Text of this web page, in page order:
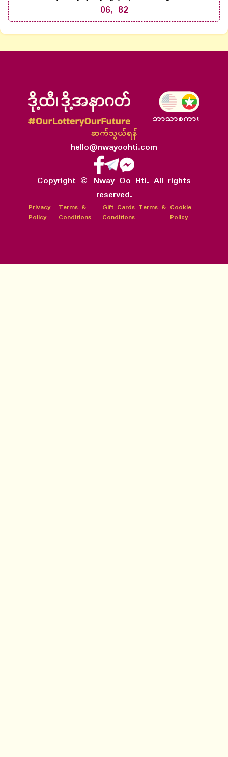
06, 82
ဘာသာစကား
ဆက်သွယ်ရန်
hello@nwayoohti.com
Copyright © Nway Oo Hti. All rights
reserved.
Privacy
Policy
Terms &
Conditions
Gift Cards Terms &
Conditions
Cookie
Policy